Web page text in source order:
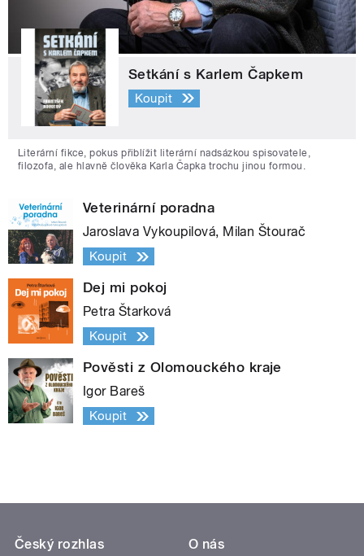
Setkání s Karlem Čapkem
Koupit
Literární fikce, pokus přiblížit literární nadsázkou spisovatele,
filozofa, ale hlavně člověka Karla Čapka trochu jinou formou.
Veterinární poradna
Jaroslava Vykoupilová, Milan Štourač
Koupit
Dej mi pokoj
Petra Štarková
Koupit
Pověsti z Olomouckého kraje
Igor Bareš
Koupit
Český rozhlas
O nás